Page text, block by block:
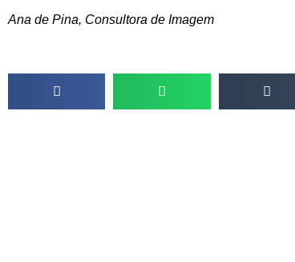
Ana de Pina, Consultora de Imagem